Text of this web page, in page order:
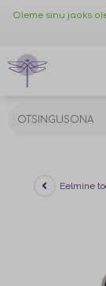
Oleme sinu jaoks
Eelmine